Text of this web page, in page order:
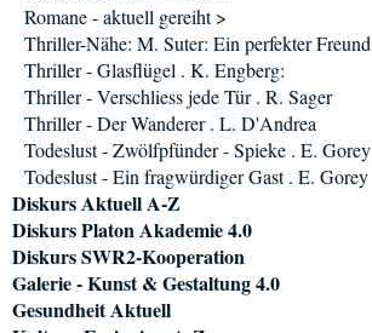
Romane - aktuell gereiht >
Thriller-Nähe: M. Suter: Ein perfekter Freund
Thriller - Glasflügel . K. Engberg:
Thriller - Verschliess jede Tür . R. Sager
Thriller - Der Wanderer . L. D'Andrea
Todeslust - Zwölfpfünder - Spieke . E. Gorey
Todeslust - Ein fragwürdiger Gast . E. Gorey
Diskurs Aktuell A-Z
Diskurs Platon Akademie 4.0
Diskurs SWR2-Kooperation
Galerie - Kunst & Gestaltung 4.0
Gesundheit Aktuell